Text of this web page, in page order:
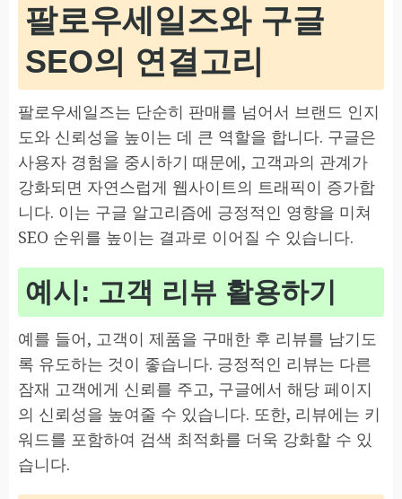
팔로우세일즈와 구글
SEO의 연결고리
팔로우세일즈는 단순히 판매를 넘어서 브랜드 인지
도와 신뢰성을 높이는 데 큰 역할을 합니다. 구글은
사용자 경험을 중시하기 때문에, 고객과의 관계가
강화되면 자연스럽게 웹사이트의 트래픽이 증가합
니다. 이는 구글 알고리즘에 긍정적인 영향을 미쳐
SEO 순위를 높이는 결과로 이어질 수 있습니다.
예시: 고객 리뷰 활용하기
예를 들어, 고객이 제품을 구매한 후 리뷰를 남기도
록 유도하는 것이 좋습니다. 긍정적인 리뷰는 다른
잠재 고객에게 신뢰를 주고, 구글에서 해당 페이지
의 신뢰성을 높여줄 수 있습니다. 또한, 리뷰에는 키
워드를 포함하여 검색 최적화를 더욱 강화할 수 있
습니다.